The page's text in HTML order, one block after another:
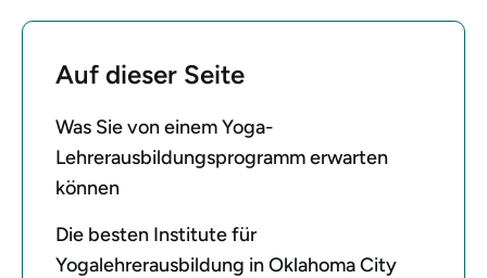
Auf dieser Seite
Was Sie von einem Yoga-
Lehrerausbildungsprogramm erwarten
können
Die besten Institute für
Yogalehrerausbildung in Oklahoma City